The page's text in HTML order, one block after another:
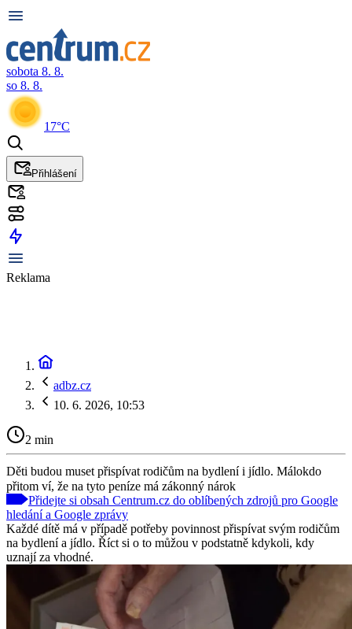
sobota 8. 8.
so 8. 8.
17°C
Přihlášení
Reklama
adbz.cz
10. 6. 2026, 10:53
2 min
Děti budou muset přispívat rodičům na bydlení i jídlo. Málokdo
přitom ví, že na tyto peníze má zákonný nárok
Přidejte si obsah Centrum.cz do oblíbených zdrojů pro Google
hledání a Google zprávy
Každé dítě má v případě potřeby povinnost přispívat svým rodičům
na bydlení a jídlo. Říct si o to můžou v podstatně kdykoli, kdy
uznají za vhodné.